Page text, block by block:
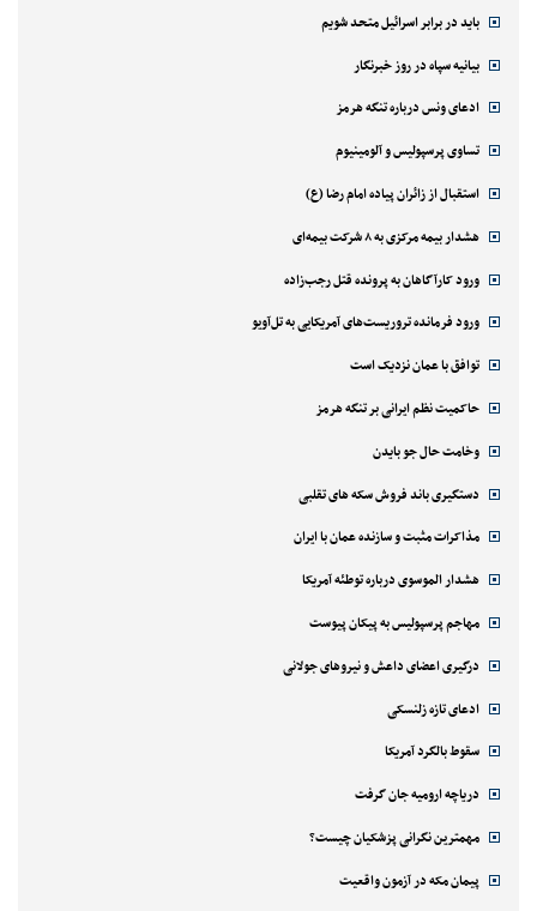
باید در برابر اسرائیل متحد شویم
بیانیه سپاه در روز خبرنگار
ادعای ونس درباره تنگه هرمز
تساوی پرسپولیس و آلومینیوم
استقبال از زائران پیاده امام رضا (ع)
هشدار بیمه مرکزی به ۸ شرکت بیمه‌ای
ورود کارآگاهان به پرونده قتل رجب‌زاده
ورود فرمانده تروریست‌های آمریکایی به تل‌آویو
توافق با عمان نزدیک است
حاکمیت نظم ایرانی بر تنگه هرمز
وخامت حال جو بایدن
دستگیری باند فروش سکه های تقلبی
مذاکرات مثبت و سازنده عمان با ایران
هشدار الموسوی درباره توطئه آمریکا
مهاجم پرسپولیس به پیکان پیوست
درگیری اعضای داعش و نیروهای جولانی
ادعای تازه زلنسکی
سقوط بالگرد آمریکا
دریاچه ارومیه جان گرفت
مهمترین نگرانی پزشکیان چیست؟
پیمان مکه در آزمون واقعیت